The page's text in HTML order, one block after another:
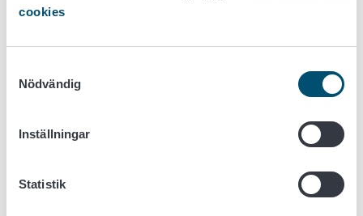
cookies
Nödvändig
Inställningar
Statistik
Till exempel mjölk, kött, fisk och tärnade grönsaker är
Hur snart behövs hygienpass?
Hur bevisar man sitt hygienpass för den part
Om hygienpass inte krävs, krävs då